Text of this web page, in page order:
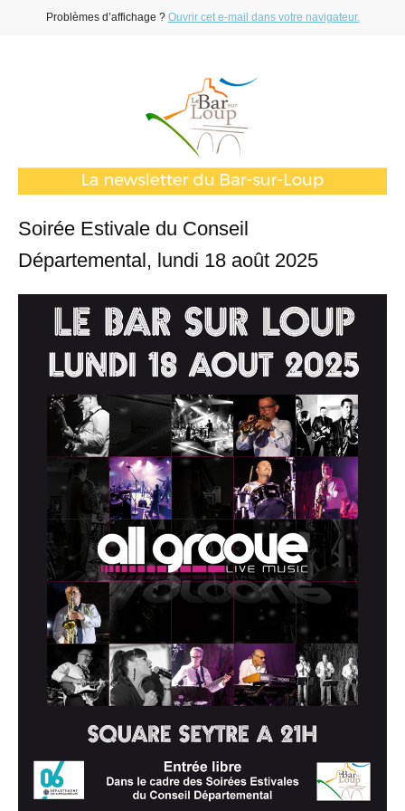
Problèmes d’affichage ? Ouvrir cet e-mail dans votre navigateur.
Soirée Estivale du Conseil
Départemental, lundi 18 août 2025